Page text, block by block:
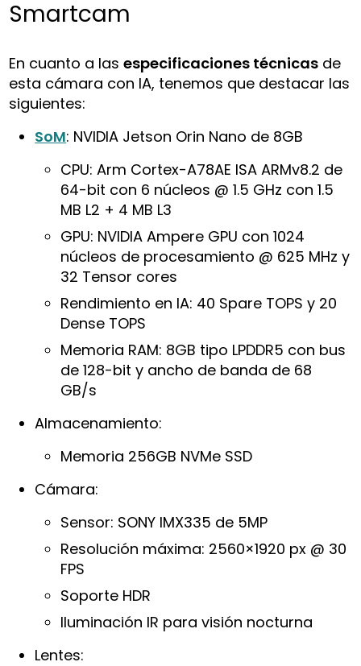
Smartcam
En cuanto a lasespecificaciones técnicas de
esta cámara con IA, tenemos que destacar las
siguientes:
SoM: NVIDIA Jetson Orin Nano de 8GB
CPU: Arm Cortex-A78AE ISA ARMv8.2 de
64-bit con 6 núcleos @ 1.5 GHz con 1.5
MB L2 + 4 MB L3
GPU: NVIDIA Ampere GPU con 1024
núcleos de procesamiento @ 625 MHz y
32 Tensor cores
Rendimiento en IA: 40 Spare TOPS y 20
Dense TOPS
Memoria RAM: 8GB tipo LPDDR5 con bus
de 128-bit y ancho de banda de 68
GB/s
Almacenamiento:
Memoria 256GB NVMe SSD
Cámara:
Sensor: SONY IMX335 de 5MP
Resolución máxima: 2560×1920 px @ 30
FPS
Soporte HDR
Iluminación IR para visión nocturna
Lentes: